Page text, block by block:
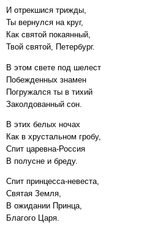
И отрекшися трижды,
Ты вернулся на круг,
Как святой покаянный,
Твой святой, Петербург.
В этом свете под шелест
Побежденных знамен
Погружался ты в тихий
Заколдованный сон.
В этих белых ночах
Как в хрустальном гробу,
Спит царевна-Россия
В полусне и бреду.
Спит принцесса-невеста,
Святая Земля,
В ожидании Принца,
Благого Царя.